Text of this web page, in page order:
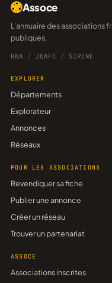
Assoce
L'annuaire des associations françaises, construit sur les données
publiques.
RNA / JOAFE / SIRENE
EXPLORER
Départements
Explorateur
Annonces
Réseaux
POUR LES ASSOCIATIONS
Revendiquer sa fiche
Publier une annonce
Créer un réseau
Trouver un partenariat
ASSOCE
Associations inscrites